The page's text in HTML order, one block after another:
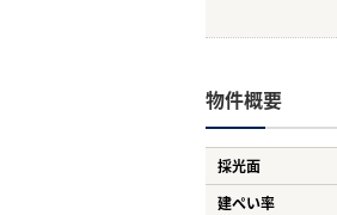
物件概要
採光面
建ぺい率